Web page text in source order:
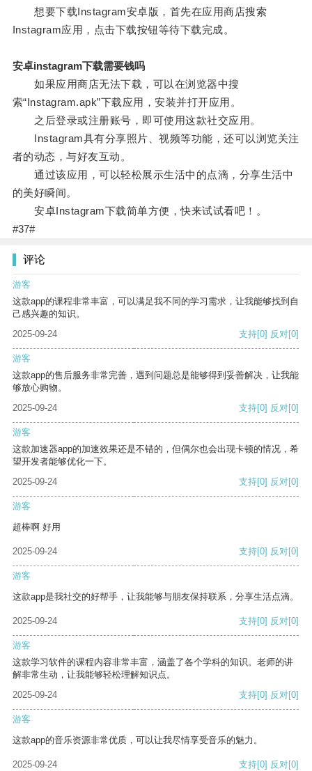
想要下载Instagram安卓版，首先在应用商店搜索
Instagram应用，点击下载按钮等待下载完成。
安卓instagram下载需要钱吗
如果应用商店无法下载，可以在浏览器中搜
索“Instagram.apk”下载应用，安装并打开应用。
之后登录或注册账号，即可使用这款社交应用。
Instagram具有分享照片、视频等功能，还可以浏览关注
者的动态，与好友互动。
通过该应用，可以轻松展示生活中的点滴，分享生活中
的美好瞬间。
安卓Instagram下载简单方便，快来试试看吧！。
#37#
评论
游客
这款app的课程非常丰富，可以满足我不同的学习需求，让我能够找到自
己感兴趣的知识。
2025-09-24
支持[0] 反对[0]
游客
这款app的售后服务非常完善，遇到问题总是能够得到妥善解决，让我能
够放心购物。
2025-09-24
支持[0] 反对[0]
游客
这款加速器app的加速效果还是不错的，但偶尔也会出现卡顿的情况，希
望开发者能够优化一下。
2025-09-24
支持[0] 反对[0]
游客
超棒啊 好用
2025-09-24 支持[0] 反对[0]
游客
这款app是我社交的好帮手，让我能够与朋友保持联系，分享生活点滴。
2025-09-24 支持[0] 反对[0]
游客
这款学习软件的课程内容非常丰富，涵盖了各个学科的知识。老师的讲
解非常生动，让我能够轻松理解知识点。
2025-09-24
支持[0] 反对[0]
游客
这款app的音乐资源非常优质，可以让我尽情享受音乐的魅力。
2025-09-24 支持[0] 反对[0]